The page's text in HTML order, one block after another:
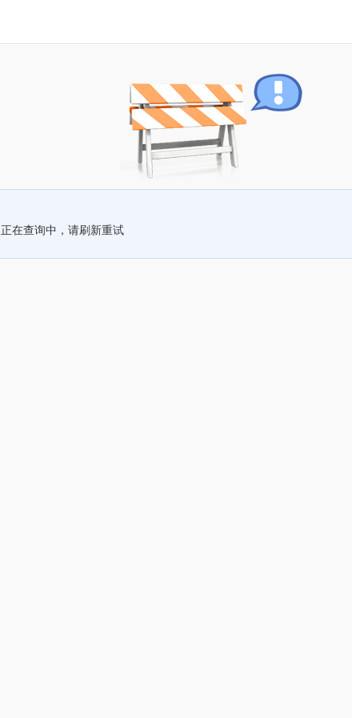
正在查询中，请刷新重试